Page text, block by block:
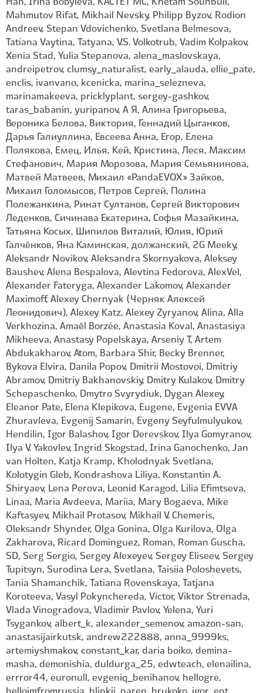
Han, Irina Bobyleva, KACTET MC, Khetam Sounbuli,
Mahmutov Rifat, Mikhail Nevsky, Philipp Byzov, Rodion
Andreev, Stepan Vdovichenko, Svetlana Belmesova,
Tatiana Vaytina, Tatyana, V.S. Volkotrub, Vadim Kolpakov,
Xenia Stad, Yulia Stepanova, alena_maslovskaya,
andreipetrov, clumsy_naturalist, early_alauda, ellie_pate,
enclis, ivanvano, kcenicka, marina_selezneva,
marinamakeeva, pricklyplant, sergey-gashkov,
taras_babanin, yuripanov, А Я, Алина Григорьева,
Вероника Белова, Виктория, Геннадий Цыганков,
Дарья Галиуллина, Евсеева Анна, Егор, Елена
Полякова, Емец, Илья, Кей, Кристина, Леся, Максим
Стефанович, Мария Морозова, Мария Семьянинова,
Матвей Матвеев, Михаил «PandaEVOX» Зайков,
Михаил Голомысов, Петров Сергей, Полина
Полежанкина, Ринат Султанов, Сергей Викторович
Леденков, Сичинава Екатерина, Софья Мазайкина,
Татьяна Косых, Шипилов Виталий, Юлия, Юрий
Галчёнков, Яна Каминская, должанский, 2G Meeky,
Aleksandr Novikov, Aleksandra Skornyakova, Aleksey
Baushev, Alena Bespalova, Alevtina Fedorova, AlexVel,
Alexander Fateryga, Alexander Lakomov, Alexander
Maximoff, Alexey Chernyak (Черняк Алексей
Леонидович), Alexey Katz, Alexey Zyryanov, Alina, Alla
Verkhozina, Amaël Borzée, Anastasia Koval, Anastasiya
Mikheeva, Anastasy Popelskaya, Arseniy T, Artem
Abdukakharov, Atom, Barbara Shir, Becky Brenner,
Bykova Elvira, Danila Popov, Dmitrii Mostovoi, Dmitriy
Abramov, Dmitriy Bakhanovskiy, Dmitry Kulakov, Dmitry
Schepaschenko, Dmytro Svyrydiuk, Dygan Alexey,
Eleanor Pate, Elena Klepikova, Eugene, Evgenia EVVA
Zhuravleva, Evgenij Samarin, Evgeny Seyfulmulyukov,
Hendilin, Igor Balashov, Igor Derevskov, Ilya Gomyranov,
Ilya V. Yakovlev, Ingrid Skogstad, Irina Ganochenko, Jan
van Holten, Katja Kramp, Kholodnyak Svetlana,
Kolotygin Gleb, Kondrashova Liliya, Konstantin A.
Shiryaev, Lena Perova, Leonid Karagod, Lilia Efimtseva,
Linaa, Maria Avdeeva, Mariia, Mary Bogaeva, Mike
Kaftasyev, Mikhail Protasov, Mikhail V. Chemeris,
Oleksandr Shynder, Olga Gonina, Olga Kurilova, Olga
Zakharova, Ricard Dominguez, Roman, Roman Guscha,
SD, Serg Sergio, Sergey Alexeyev, Sergey Eliseev, Sergey
Tupitsyn, Surodina Lera, Svetlana, Taisiia Poloshevets,
Tania Shamanchik, Tatiana Rovenskaya, Tatjana
Koroteeva, Vasyl Pokynchereda, Victor, Viktor Strenada,
Vlada Vinogradova, Vladimir Pavlov, Yelena, Yuri
Tsygankov, albert_k, alexander_semenov, amazon-san,
anastasijairkutsk, andrew222888, anna_9999ks,
artemiyshmakov, constant_kar, daria boiko, demina-
masha, demonishia, duldurga_25, edwteach, elenailina,
errror44, euronull, evgeniq_benihanov, hellogre,